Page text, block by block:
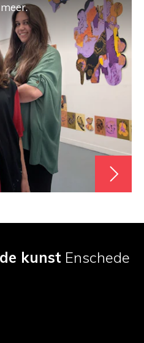
kunst Enschede